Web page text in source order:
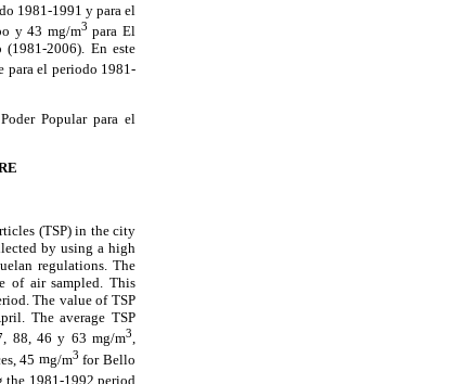
1981-1991 y para el
y 43 mg/m3 para El
2006). En este
para el periodo 1981-
Popular para el
(TSP) in the city
by using a high
regulations. The
of air sampled. This
The value of TSP
The average TSP
88, 46 y 63 mg/m3,
45 mg/m3 for Bello
the 1981-1992 period